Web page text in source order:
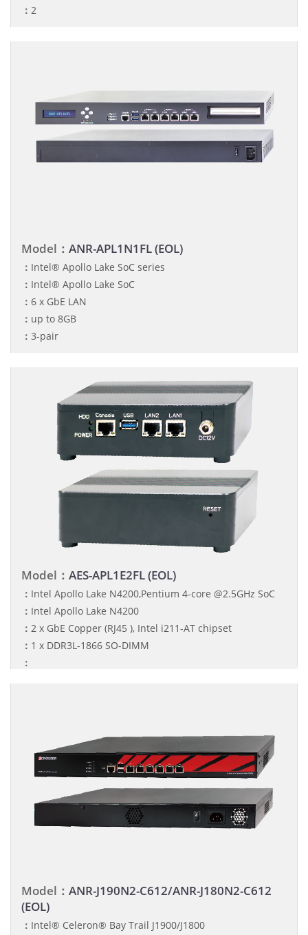
： 2
Model： ANR-APL1N1FL (EOL)
： Intel® Apollo Lake SoC series
： Intel® Apollo Lake SoC
： 6 x GbE LAN
： up to 8GB
： 3-pair
Model： AES-APL1E2FL (EOL)
： Intel Apollo Lake N4200,Pentium 4-core @2.5GHz SoC
： Intel Apollo Lake N4200
： 2 x GbE Copper (RJ45 ), Intel i211-AT chipset
： 1 x DDR3L-1866 SO-DIMM
：
Model： ANR-J190N2-C612/ANR-J180N2-C612
(EOL)
： Intel® Celeron® Bay Trail J1900/J1800